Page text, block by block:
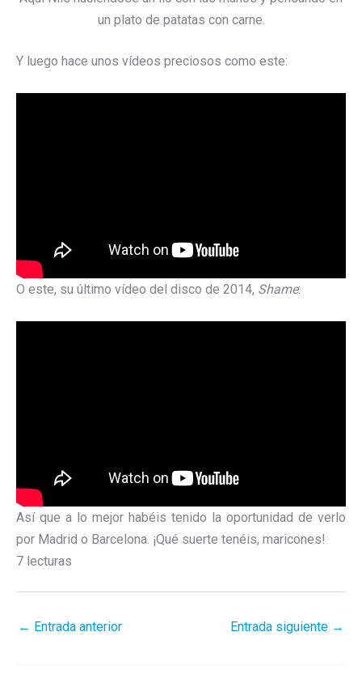
un plato de patatas con carne.
Y luego hace unos vídeos preciosos como este:
O este, su último vídeo del disco de 2014, Shame:
Así que a lo mejor habéis tenido la oportunidad de verlo
por Madrid o Barcelona. ¡Qué suerte tenéis, maricones!
7 lecturas
← Entrada anterior Entrada siguiente →